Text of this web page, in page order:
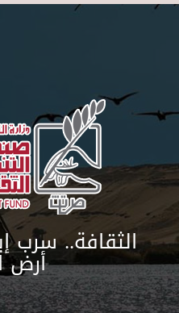
الثقافة.. سرب
أرض